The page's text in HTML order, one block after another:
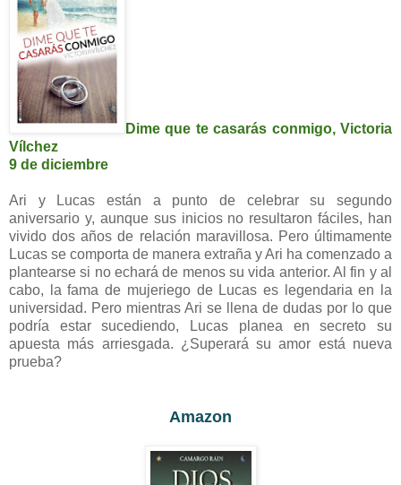
Dime que te casarás conmigo, Victoria
Vílchez
9 de diciembre
Ari y Lucas están a punto de celebrar su segundo
aniversario y, aunque sus inicios no resultaron fáciles, han
vivido dos años de relación maravillosa. Pero últimamente
Lucas se comporta de manera extraña y Ari ha comenzado a
plantearse si no echará de menos su vida anterior. Al fin y al
cabo, la fama de mujeriego de Lucas es legendaria en la
universidad. Pero mientras Ari se llena de dudas por lo que
podría estar sucediendo, Lucas planea en secreto su
apuesta más arriesgada. ¿Superará su amor está nueva
prueba?
Amazon